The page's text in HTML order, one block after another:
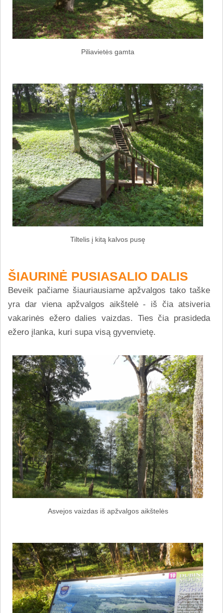
Piliavietės gamta
Tiltelis į kitą kalvos pusę
ŠIAURINĖ PUSIASALIO DALIS
Beveik pačiame šiauriausiame apžvalgos tako taške
yra dar viena apžvalgos aikštelė - iš čia atsiveria
vakarinės ežero dalies vaizdas. Ties čia prasideda
ežero įlanka, kuri supa visą gyvenvietę.
Asvejos vaizdas iš apžvalgos aikštelės